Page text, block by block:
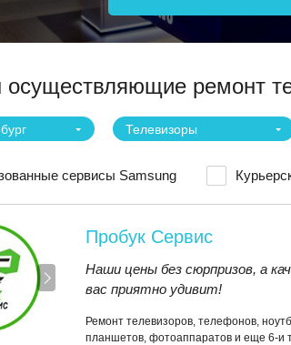
ремонт
Телевизоры
сервисы Samsung
Пробук Сервис
Наши цены без сюрпризов, а
вас приятно удивит!
Ремонт телевизоров, телефонов,
планшетов, фотоаппаратов и еще 6-и